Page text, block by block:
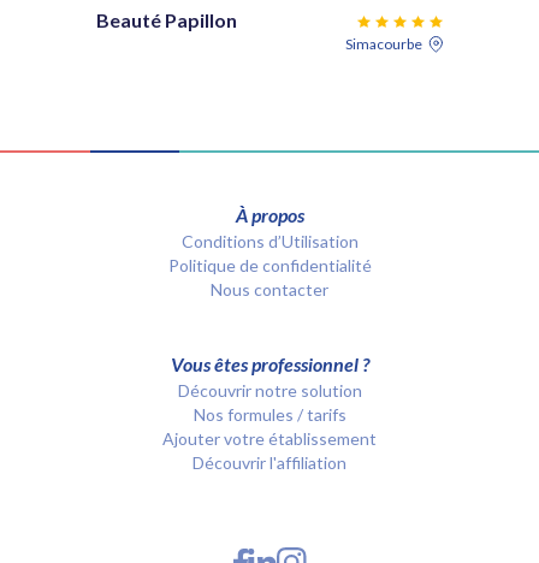
Beauté Papillon
Simacourbe
À propos
Conditions d’Utilisation
Politique de confidentialité
Nous contacter
Vous êtes professionnel ?
Découvrir notre solution
Nos formules / tarifs
Ajouter votre établissement
Découvrir l'affiliation